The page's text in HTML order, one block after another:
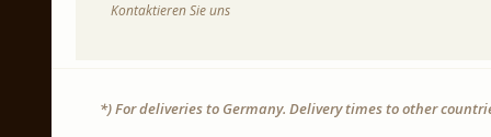
Kontaktieren Sie uns
*) For deliveries to Germany. Delivery times to other